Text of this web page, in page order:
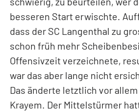
besseren Start erwischte.
dass der SC Langenthal zu
schon früh mehr
Offensivzeit verzeichnete,
war das aber lange nicht
Das änderte letztlich vor
Krayem. Der Mittelstürmer